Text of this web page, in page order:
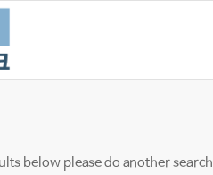
below please do another search